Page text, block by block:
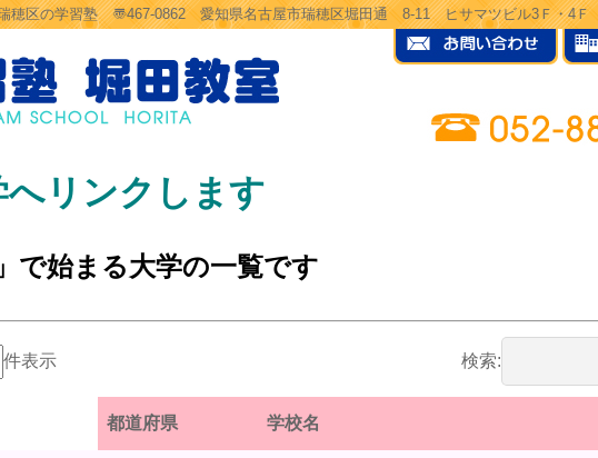
穂区の学習塾 〠467-0862 愛知県名古屋市瑞穂区堀田通 8-11 ヒサマツビル3Ｆ・4
へリンクします
で始まる大学の一覧です
件表示 検索:
都道府県 学校名